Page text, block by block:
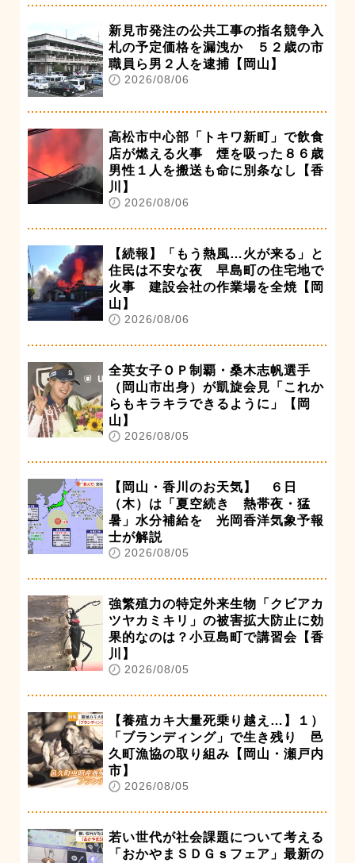
新見市発注の公共工事の指名競争入
札の予定価格を漏洩か ５２歳の市
職員ら男２人を逮捕【岡山】
2026/08/06
高松市中心部「トキワ新町」で飲食
店が燃える火事 煙を吸った８６歳
男性１人を搬送も命に別条なし【香
川】
2026/08/06
【続報】「もう熱風…火が来る」と
住民は不安な夜 早島町の住宅地で
火事 建設会社の作業場を全焼【岡
山】
2026/08/06
全英女子ＯＰ制覇・桑木志帆選手
（岡山市出身）が凱旋会見「これか
らもキラキラできるように」【岡
山】
2026/08/05
【岡山・香川のお天気】 ６日
（木）は「夏空続き 熱帯夜・猛
暑」水分補給を 光岡香洋気象予報
士が解説
2026/08/05
強繁殖力の特定外来生物「クビアカ
ツヤカミキリ」の被害拡大防止に効
果的なのは？小豆島町で講習会【香
川】
2026/08/05
【養殖カキ大量死乗り越え…】１）
「ブランディング」で生き残り 邑
久町漁協の取り組み【岡山・瀬戸内
市】
2026/08/05
若い世代が社会課題について考える
「おかやまＳＤＧｓフェア」最新の